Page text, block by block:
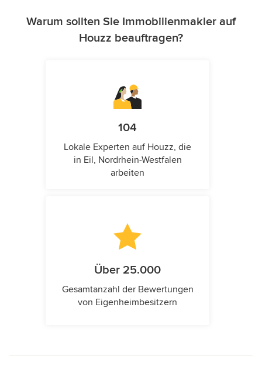
Warum sollten Sie Immobilienmakler auf
Houzz beauftragen?
104
Lokale Experten auf Houzz, die
in Eil, Nordrhein-Westfalen
arbeiten
Über 25.000
Gesamtanzahl der Bewertungen
von Eigenheimbesitzern